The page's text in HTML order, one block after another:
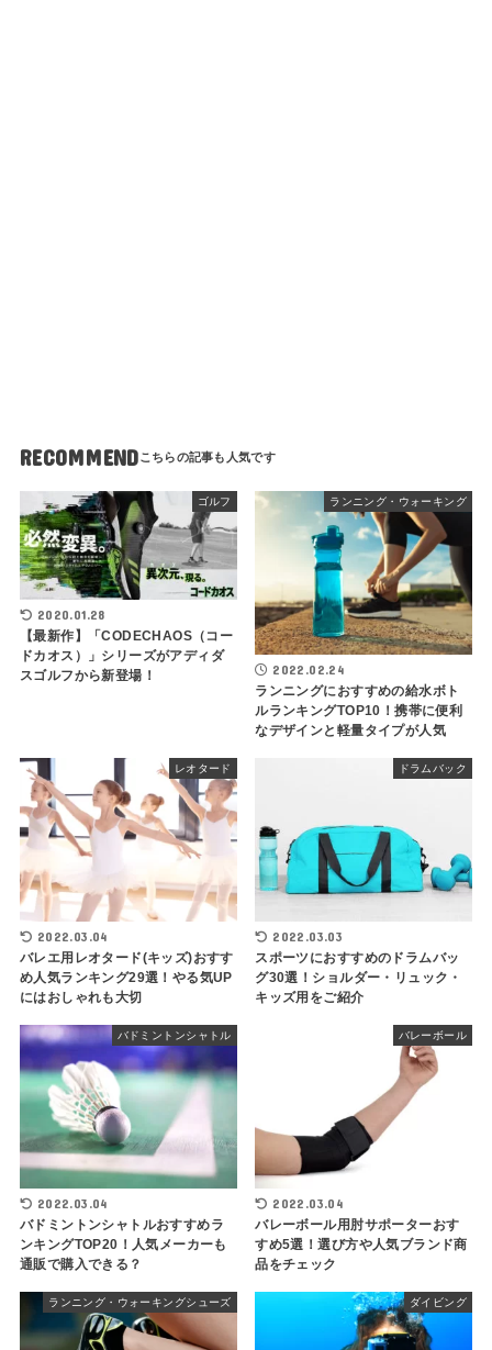
RECOMMEND
ゴルフ
2020.01.28
【最新作】「CODECHAOS（コー
ドカオス）」シリーズがアディダ
スゴルフから新登場！
ランニング・ウォーキング
2022.02.24
ランニングにおすすめの給水ボト
ルランキングTOP10！携帯に便利
なデザインと軽量タイプが人気
レオタード
2022.03.04
バレエ用レオタード(キッズ)おすす
め人気ランキング29選！やる気UP
にはおしゃれも大切
ドラムバック
2022.03.03
スポーツにおすすめのドラムバッ
グ30選！ショルダー・リュック・
キッズ用をご紹介
バドミントンシャトル
2022.03.04
バドミントンシャトルおすすめラ
ンキングTOP20！人気メーカーも
通販で購入できる？
バレーボール
2022.03.04
バレーボール用肘サポーターおす
すめ5選！選び方や人気ブランド商
品をチェック
ランニング・ウォーキングシューズ ダイビング